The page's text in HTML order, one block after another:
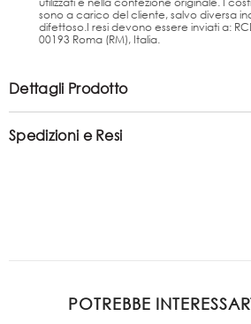
sono a carico del cliente, salvo diversa
difettoso.I resi devono essere inviati a:
00193 Roma (RM), Italia.
Dettagli Prodotto
Spedizioni e Resi
POTREBBE